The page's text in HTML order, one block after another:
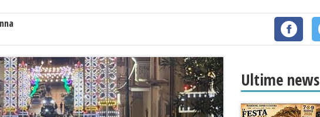
Ultime news